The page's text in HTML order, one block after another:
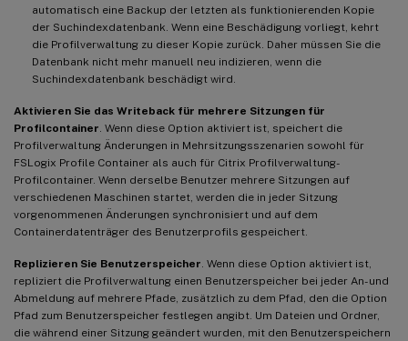
automatisch eine Backup der letzten als funktionierenden Kopie
der Suchindexdatenbank. Wenn eine Beschädigung vorliegt, kehrt
die Profilverwaltung zu dieser Kopie zurück. Daher müssen Sie die
Datenbank nicht mehr manuell neu indizieren, wenn die
Suchindexdatenbank beschädigt wird.
Aktivieren Sie das Writeback für mehrere Sitzungen für
Profilcontainer . Wenn diese Option aktiviert ist, speichert die
Profilverwaltung Änderungen in Mehrsitzungsszenarien sowohl für
FSLogix Profile Container als auch für Citrix Profilverwaltung-
Profilcontainer. Wenn derselbe Benutzer mehrere Sitzungen auf
verschiedenen Maschinen startet, werden die in jeder Sitzung
vorgenommenen Änderungen synchronisiert und auf dem
Containerdatenträger des Benutzerprofils gespeichert.
Replizieren Sie Benutzerspeicher . Wenn diese Option aktiviert ist,
repliziert die Profilverwaltung einen Benutzerspeicher bei jeder An- und
Abmeldung auf mehrere Pfade, zusätzlich zu dem Pfad, den die Option
Pfad zum Benutzerspeicher festlegen angibt. Um Dateien und Ordner,
die während einer Sitzung geändert wurden, mit den Benutzerspeichern